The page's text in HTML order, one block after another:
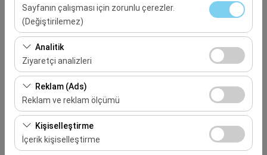
Sayfanın çalışması için zorunlu çerezler.
(Değiştirilemez)
Bu çerezler sitenin doğru şekilde çalışması, güvenlik,
oturum yönetimi ve temel işlevler için gereklidir. Devre
dışı bırakılamaz.
Analitik
Ziyaretçi analizleri
Bu çerezler, sitemizin nasıl kullanıldığını (ziyaretçi sayısı,
en çok ziyaret edilen sayfalar, kullanıcı davranışları)
analiz etmemizi sağlar. Bu veriler, web sitesi
performansını ölçmek ve kullanıcı deneyimini sürekli
iyileştirmek için kullanılır.
Reklam (Ads)
Reklam ve reklam ölçümü
Bu çerezler, size ilgi alanlarınıza uygun kişiselleştirilmiş
reklamlar göstermemize ve reklam kampanyalarımızın
etkinliğini (gösterim sayısı, tıklama oranı) ölçmemize
Kişiselleştirme
İçerik kişiselleştirme
Seçiniz
Alış Tarih & Saat
Bırakış Tarih & Saat